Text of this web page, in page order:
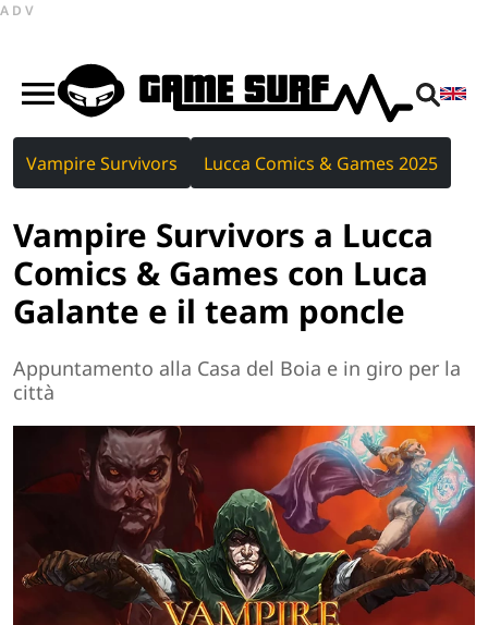
ADV
Vampire Survivors Lucca Comics & Games 2025
Vampire Survivors a Lucca
Comics & Games con Luca
Galante e il team poncle
Appuntamento alla Casa del Boia e in giro per la
città